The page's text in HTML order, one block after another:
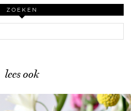
ZOEKEN
lees ook